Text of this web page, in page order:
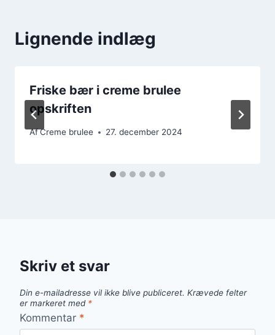
Lignende indlæg
Friske bær i creme brulee
opskriften
AfCreme brulee 27. december 2024
Skriv et svar
Din e-mailadresse vil ikke blive publiceret. Krævede felter
er markeret med *
Kommentar *